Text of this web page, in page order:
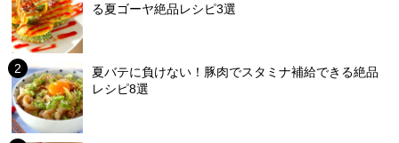
る夏ゴーヤ絶品レシピ3選
夏バテに負けない！豚肉でスタミナ補給できる絶品
レシピ8選